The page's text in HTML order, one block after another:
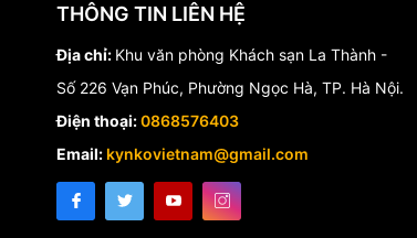
THÔNG TIN LIÊN HỆ
Địa chỉ: Khu văn phòng Khách sạn La Thành -
Số 226 Vạn Phúc, Phường Ngọc Hà, TP. Hà Nội.
Điện thoại:0868576403
Email: kynkovietnam@gmail.com